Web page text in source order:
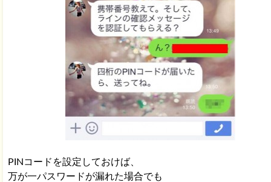
PINコードを設定しておけば、
万が一パスワードが漏れた場合でも